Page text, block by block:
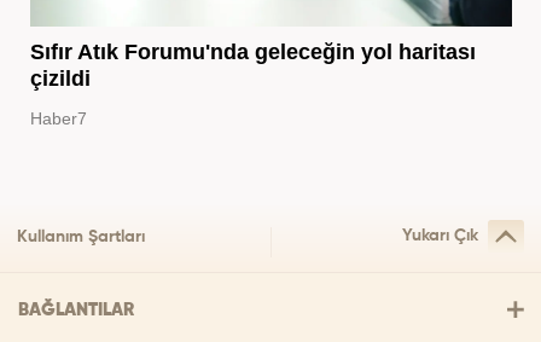
Sıfır Atık Forumu'nda geleceğin yol haritası
çizildi
Haber7
Kullanım Şartları Yukarı Çık
BAĞLANTILAR